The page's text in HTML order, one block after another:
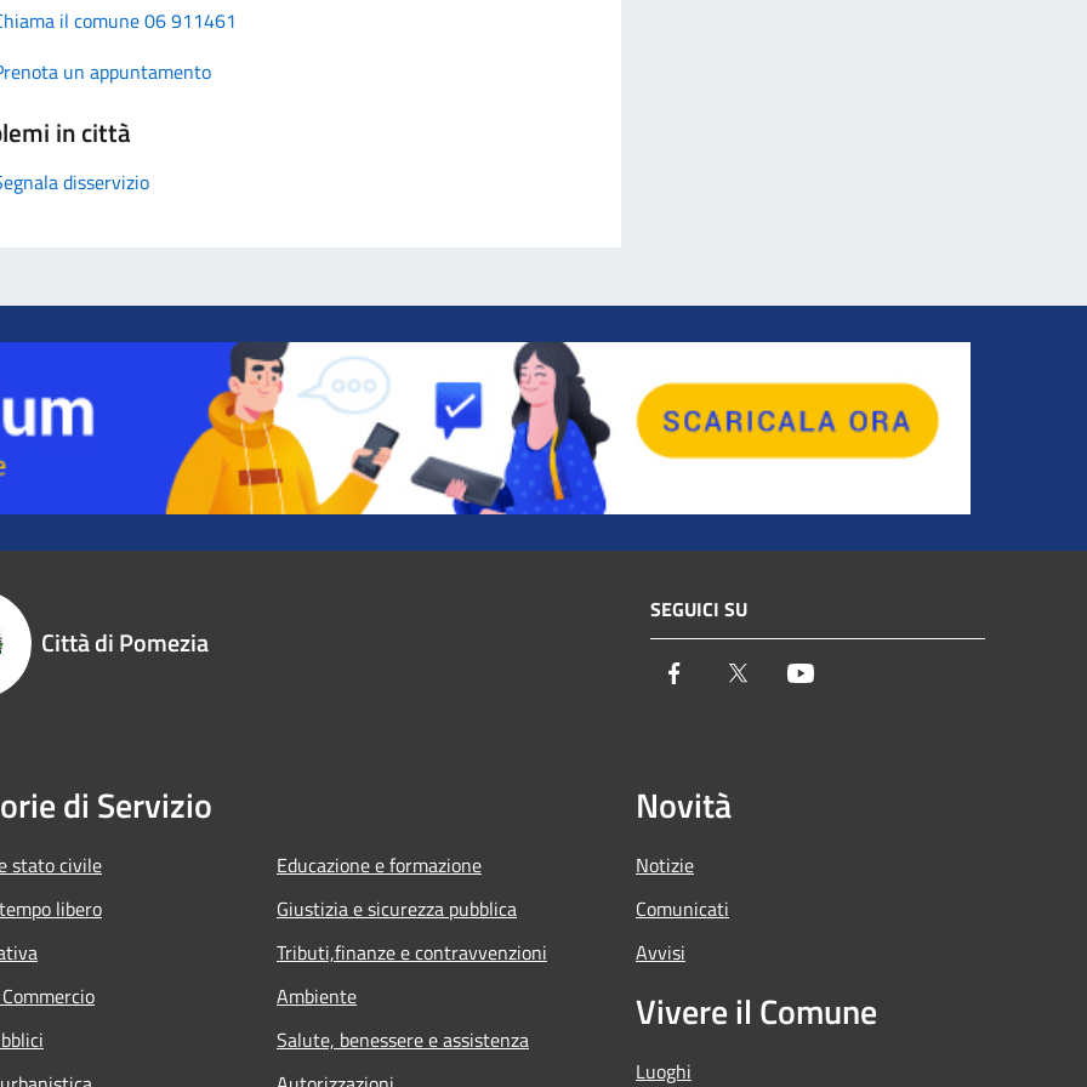
il comune 06 911461
un appuntamento
in città
disservizio
Città di Pomezia
SEGUICI SU
Facebook Twitter
di Servizio
stato civile
libero
Educazione e formazione
Giustizia e sicurezza pubblica
Tributi,finanze e contravvenzioni
Ambiente
Salute, benessere e assistenza
Novità
Notizie
Comunicati
Avvisi
Vivere il Comune
Luoghi